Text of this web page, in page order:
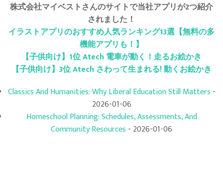
株式会社マイベストさんのサイトで当社アプリが2つ紹介
されました！
イラストアプリのおすすめ人気ランキング13選【無料の多
機能アプリも！】
【子供向け】1位 Atech 電車が動く！走るお絵かき
【子供向け】3位 Atech さわって生まれる! 動くお絵かき
Classics And Humanities: Why Liberal Education Still Matters -
2026-01-06
Homeschool Planning: Schedules, Assessments, And
Community Resources - 2026-01-06